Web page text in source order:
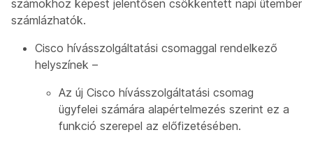
számokhoz képest jelentősen csökkentett napi ütemben
számlázhatók.
Cisco hívásszolgáltatási csomaggal rendelkező
helyszínek –
Az új Cisco hívásszolgáltatási csomag
ügyfelei számára alapértelmezés szerint ez a
funkció szerepel az előfizetésében.